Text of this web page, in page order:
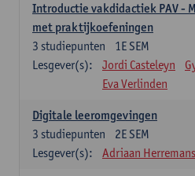
Introductie vakdidactiek PAV -
met praktijkoefeningen
1E SEM
3 studiepunten
Lesgever(s):
Jordi Casteleyn
Eva Verlinden
Digitale leeromgevingen
2E SEM
3 studiepunten
Lesgever(s):
Adriaan Herremans